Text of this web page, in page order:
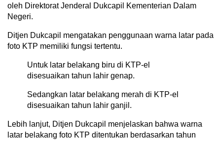
oleh Direktorat Jenderal Dukcapil Kementerian Dalam
Negeri.
Ditjen Dukcapil mengatakan penggunaan warna latar pada
foto KTP memiliki fungsi tertentu.
Untuk latar belakang biru di KTP-el
disesuaikan tahun lahir genap.
Sedangkan latar belakang merah di KTP-el
disesuaikan tahun lahir ganjil.
Lebih lanjut, Ditjen Dukcapil menjelaskan bahwa warna
latar belakang foto KTP ditentukan berdasarkan tahun